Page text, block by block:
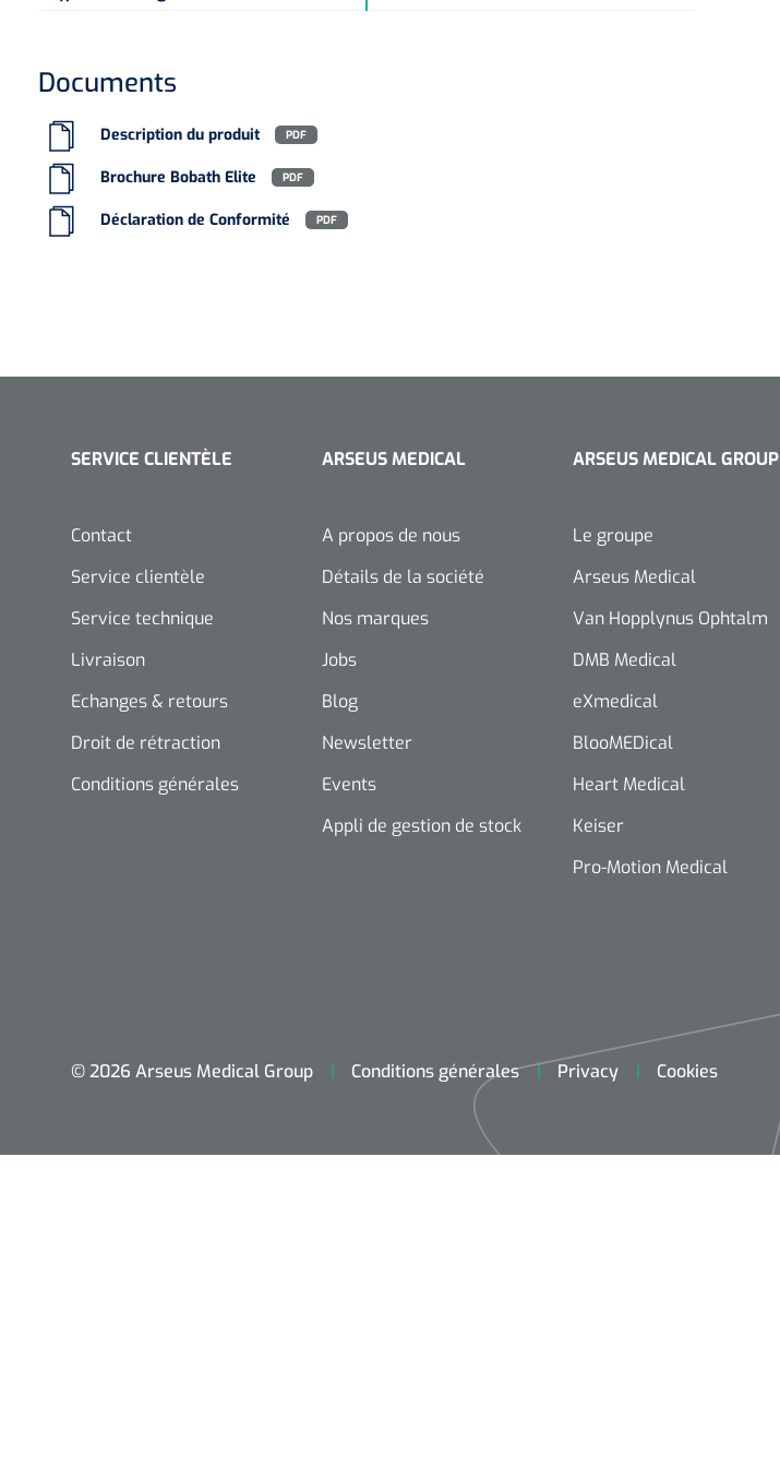
Documents
Description du produit PDF
Brochure Bobath Elite PDF
Déclaration de Conformité PDF
SERVICE CLIENTÈLE
Contact
Service clientèle
Service technique
Livraison
Echanges & retours
Droit de rétraction
Conditions générales
ARSEUS MEDICAL
A propos de nous
Détails de la société
Nos marques
Jobs
Blog
Newsletter
Events
Appli de gestion de stock
ARSEUS MEDICAL GROUP
Le groupe
Arseus Medical
Van Hopplynus Ophtalm
DMB Medical
eXmedical
BlooMEDical
Heart Medical
Keiser
Pro-Motion Medical
© 2026 Arseus Medical Group Conditions générales Privacy Cookies